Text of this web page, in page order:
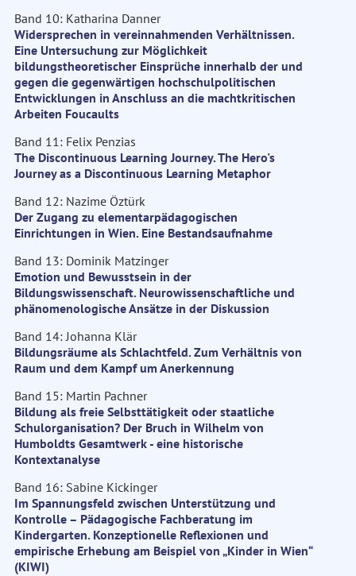
Band 10: Katharina Danner
Widersprechen in vereinnahmenden Verhältnissen.
Eine Untersuchung zur Möglichkeit
bildungstheoretischer Einsprüche innerhalb der und
gegen die gegenwärtigen hochschulpolitischen
Entwicklungen in Anschluss an die machtkritischen
Arbeiten Foucaults
Band 11: Felix Penzias
The Discontinuous Learning Journey. The Hero's
Journey as a Discontinuous Learning Metaphor
Band 12: Nazime Öztürk
Der Zugang zu elementarpädagogischen
Einrichtungen in Wien. Eine Bestandsaufnahme
Band 13: Dominik Matzinger
Emotion und Bewusstsein in der
Bildungswissenschaft. Neurowissenschaftliche und
phänomenologische Ansätze in der Diskussion
Band 14: Johanna Klär
Bildungsräume als Schlachtfeld. Zum Verhältnis von
Raum und dem Kampf um Anerkennung
Band 15: Martin Pachner
Bildung als freie Selbsttätigkeit oder staatliche
Schulorganisation? Der Bruch in Wilhelm von
Humboldts Gesamtwerk - eine historische
Kontextanalyse
Band 16: Sabine Kickinger
Im Spannungsfeld zwischen Unterstützung und
Kontrolle – Pädagogische Fachberatung im
Kindergarten. Konzeptionelle Reflexionen und
empirische Erhebung am Beispiel von „Kinder in Wien“
(KIWI)